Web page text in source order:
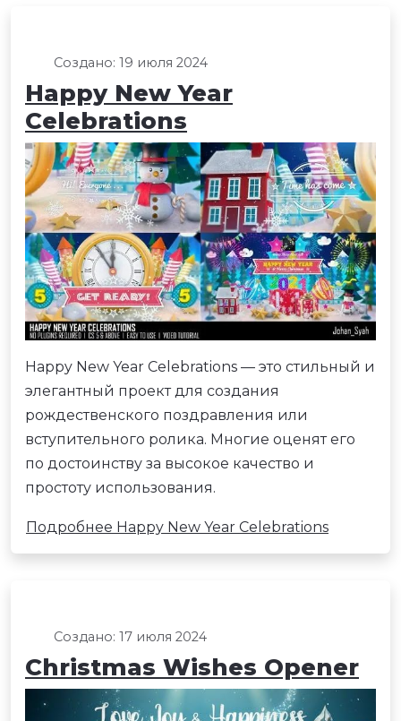
Создано: 19 июля 2024
Happy New Year
Celebrations
Happy New Year Celebrations — это стильный и
элегантный проект для создания
рождественского поздравления или
вступительного ролика. Многие оценят его
по достоинству за высокое качество и
простоту использования.
Подробнее Happy New Year Celebrations
Создано: 17 июля 2024
Christmas Wishes Opener